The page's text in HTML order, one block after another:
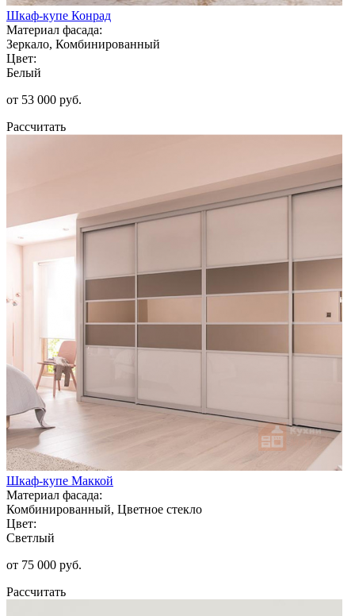
Шкаф-купе Конрад
Материал фасада:
Зеркало, Комбинированный
Цвет:
Белый
от 53 000 руб.
Рассчитать
Шкаф-купе Маккой
Материал фасада:
Комбинированный, Цветное стекло
Цвет:
Светлый
от 75 000 руб.
Рассчитать